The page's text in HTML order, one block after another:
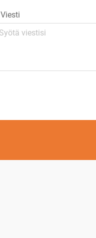
Viesti